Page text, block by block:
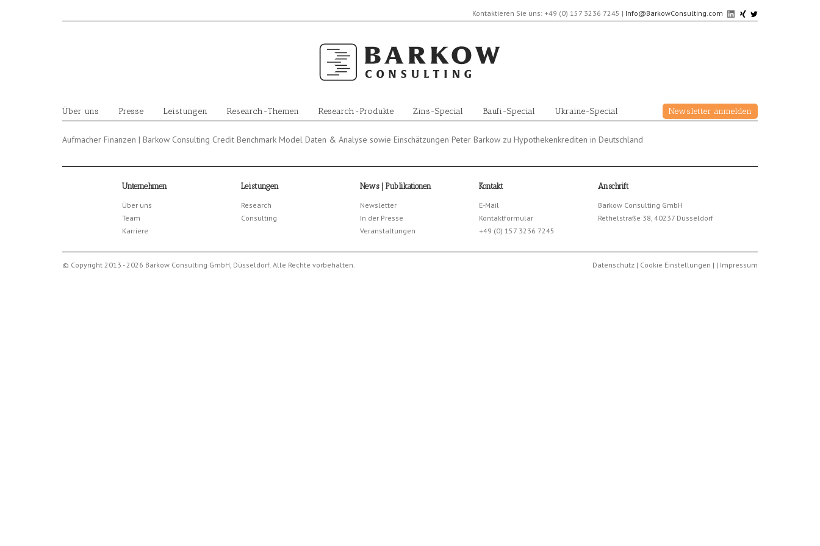
Kontaktieren Sie uns: +49 (0) 157 3236 7245 | Info@BarkowConsulting.com
Über uns Presse Leistungen Research-Themen Research-Produkte Zins-Special Baufi-Special Ukraine-Special Newsletter anmelden
Aufmacher Finanzen | Barkow Consulting Credit Benchmark Model Daten & Analyse sowie Einschätzungen Peter Barkow zu Hypothekenkrediten in Deutschland
Unternehmen
Über uns
Team
Karriere
Leistungen
Research
Consulting
News | Publikationen
Newsletter
In der Presse
Veranstaltungen
Kontakt
E-Mail
Kontaktformular
+49 (0) 157 3236 7245
Anschrift
Barkow Consulting GmbH
Rethelstraße 38, 40237 Düsseldorf
© Copyright 2013 - 2026 Barkow Consulting GmbH, Düsseldorf. Alle Rechte vorbehalten. Datenschutz | Cookie Einstellungen | | Impressum